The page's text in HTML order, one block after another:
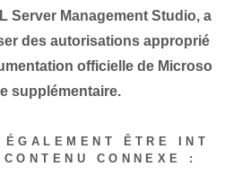
Server Management Studio, a
des autorisations approprié
officielle de Microso
supplémentaire.
ÊTRE INT
CONNEXE :